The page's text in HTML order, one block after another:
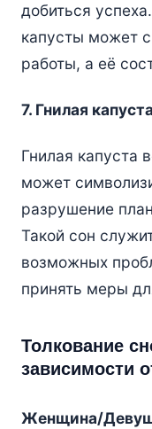
добиться
капусты может
работы, а её
7. Гнилая
Гнилая капуста
может
разрушение
Такой сон
возможных
принять меры
Толкование
зависимости
Женщина/